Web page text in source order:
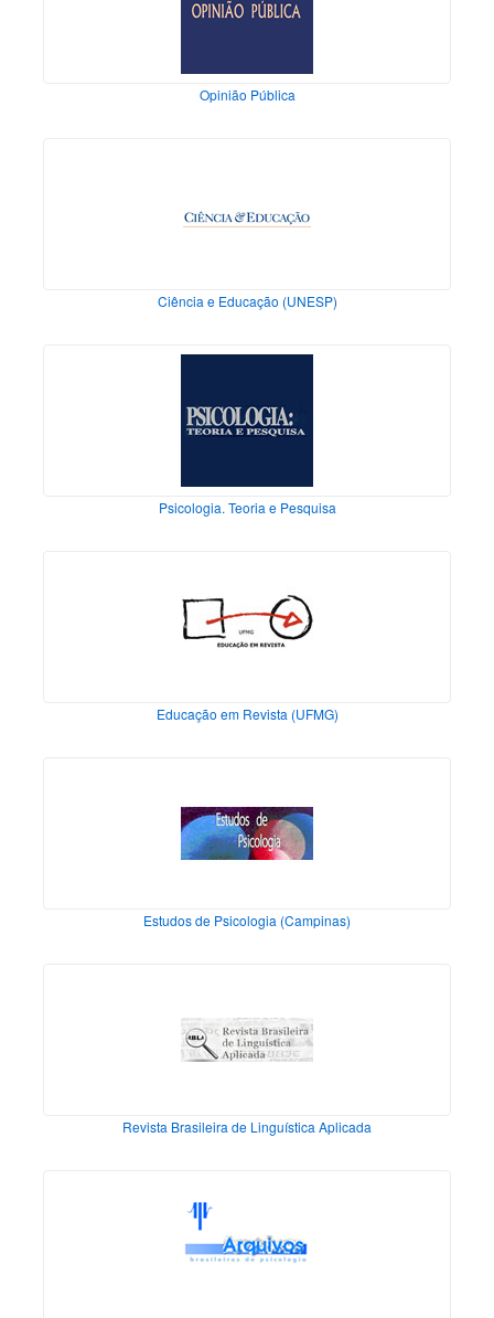
Opinião Pública
Ciência e Educação (UNESP)
Psicologia. Teoria e Pesquisa
Educação em Revista (UFMG)
Estudos de Psicologia (Campinas)
Revista Brasileira de Linguística Aplicada